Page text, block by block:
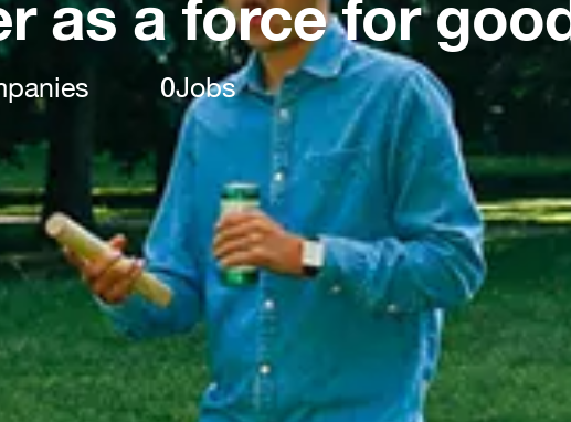
as a force for
0Jobs